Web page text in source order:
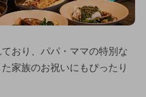
おり、パパ・ママの特別な
家族のお祝いにもぴったり